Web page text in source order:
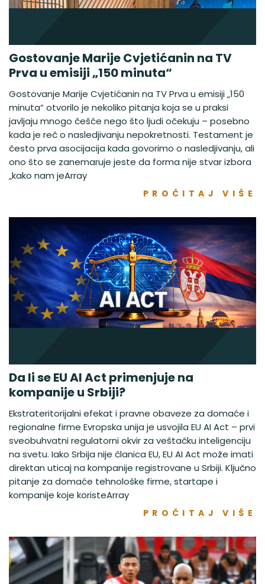
Gostovanje Marije Cvjetićanin na TV
Prva u emisiji „150 minuta“
Gostovanje Marije Cvjetićanin na TV Prva u emisiji „150
minuta“ otvorilo je nekoliko pitanja koja se u praksi
javljaju mnogo češće nego što ljudi očekuju – posebno
kada je reč o nasledjivanju nepokretnosti. Testament je
često prva asocijacija kada govorimo o nasledjivanju, ali
ono što se zanemaruje jeste da forma nije stvar izbora
„kako nam jeArray
PROČITAJ VIŠE
Da li se EU AI Act primenjuje na
kompanije u Srbiji?
Ekstrateritorijalni efekat i pravne obaveze za domaće i
regionalne firme Evropska unija je usvojila EU AI Act – prvi
sveobuhvatni regulatorni okvir za veštačku inteligenciju
na svetu. Iako Srbija nije članica EU, EU AI Act može imati
direktan uticaj na kompanije registrovane u Srbiji. Ključno
pitanje za domaće tehnološke firme, startape i
kompanije koje koristeArray
PROČITAJ VIŠE